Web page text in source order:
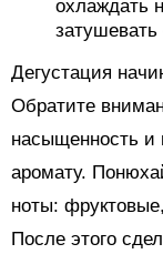
охлаждать
затушевать
Дегустация
Обратите
насыщенность и
аромату.
ноты:
После этого